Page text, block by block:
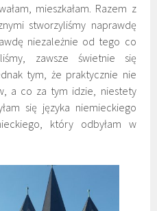
mieszkałam. Razem z
stworzyliśmy naprawdę
niezależnie od tego co
zawsze świetnie się
tym, że praktycznie nie
a co za tym idzie, niestety
się języka niemieckiego
który odbyłam w